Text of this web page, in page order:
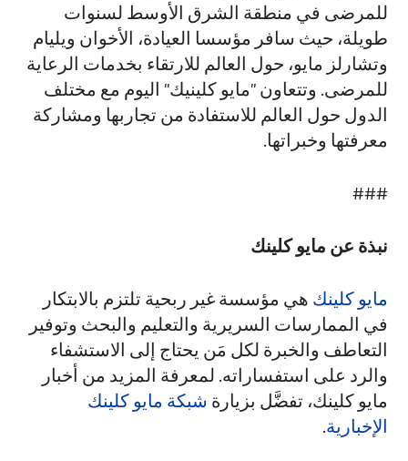
للمرضى في منطقة الشرق الأوسط لسنوات
طويلة، حيث سافر مؤسسا العيادة، الأخوان ويليام
وتشارلز مايو، حول العالم للارتقاء بخدمات الرعاية
للمرضى. وتتعاون "مايو كلينيك" اليوم مع مختلف
الدول حول العالم للاستفادة من تجاربها ومشاركة
معرفتها وخبراتها.
###
نبذة عن مايو كلينك
مايو كلينك هي مؤسسة غير ربحية تلتزم بالابتكار
في الممارسات السريرية والتعليم والبحث وتوفير
التعاطف والخبرة لكل مَن يحتاج إلى الاستشفاء
والرد على استفساراته. لمعرفة المزيد من أخبار
مايو كلينك، تفضَّل بزيارة شبكة مايو كلينك
الإخبارية.